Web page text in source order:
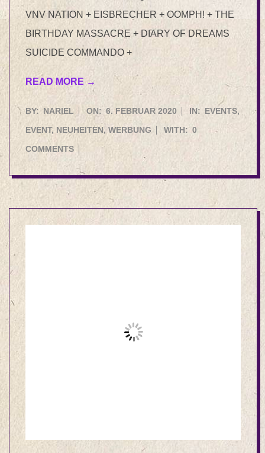
VNV NATION + EISBRECHER + OOMPH! + THE
BIRTHDAY MASSACRE + DIARY OF DREAMS
SUICIDE COMMANDO +
READ MORE →
2020-
02-
06
BY: NARIEL ON: 6. FEBRUAR 2020 IN: EVENTS,
EVENT, NEUHEITEN ,WERBUNG WITH: 0
COMMENTS